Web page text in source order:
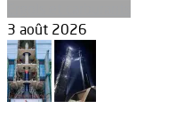
3 août 2026